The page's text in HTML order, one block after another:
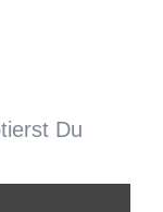
Du